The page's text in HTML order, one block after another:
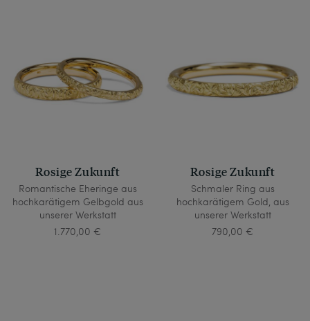
Rosige Zukunft
Romantische Eheringe aus
hochkarätigem Gelbgold aus
unserer Werkstatt
1.770,00 €
Rosige Zukunft
Schmaler Ring aus
hochkarätigem Gold, aus
unserer Werkstatt
790,00 €